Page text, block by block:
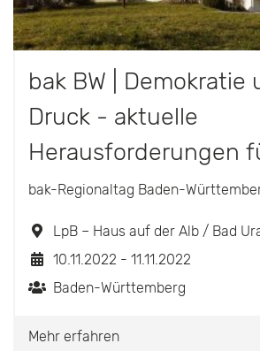
bak BW | Demokratie
Druck - aktuelle
Herausforderungen
Lehrkräftebildung
bak-Regionaltag Baden-
LpB – Haus auf der Alb / Bad
10.11.2022 - 11.11.2022
Baden-Württemberg
Mehr erfahren